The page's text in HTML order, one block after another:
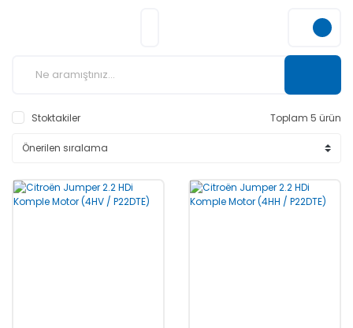
Stoktakiler Toplam 5 ürün